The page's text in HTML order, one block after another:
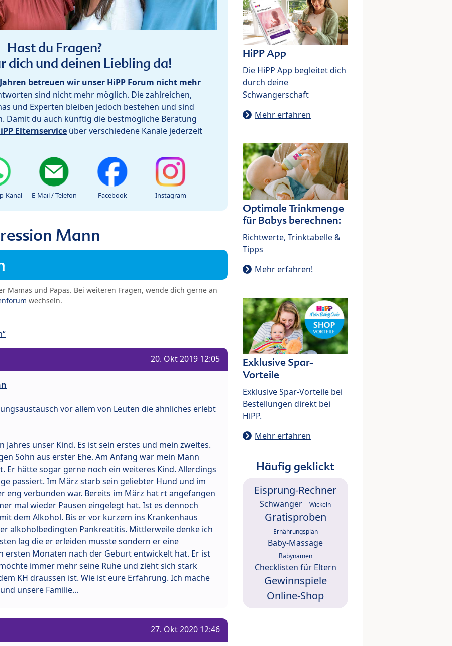
Hast du Fragen?
dich und deinen Liebling da!
betreuen wir unser HiPP Forum nicht mehr
sind nicht mehr möglich. Die zahlreichen,
und Experten bleiben jedoch bestehen und sind
Damit du auch künftig die bestmögliche Beratung
Elternservice über verschiedene Kanäle jederzeit
Kanal E-Mail / Telefon Facebook Instagram
Mann
Mamas und Papas. Bei weiteren Fragen, wende dich gerne an
wechseln.
20. Okt 2019 12:05
vor allem von Leuten die ähnliches erlebt
Jahres unser Kind. Es ist sein erstes und mein zweites.
Sohn aus erster Ehe. Am Anfang war mein Mann
Er hätte sogar gerne noch ein weiteres Kind. Allerdings
passiert. Im März starb sein geliebter Hund und im
eng verbunden war. Bereits im März hat rt angefangen
mal wieder Pausen eingelegt hat. Ist es dennoch
dem Alkohol. Bis er vor kurzem ins Krankenhaus
alkoholbedingten Pankreatitis. Mittlerweile denke ich
lag die er erleiden musste sondern er eine
ersten Monaten nach der Geburt entwickelt hat. Er ist
immer mehr seine Ruhe und zieht sich stark
KH draussen ist. Wie ist eure Erfahrung. Ich mache
unsere Familie...
27. Okt 2020 12:46
HiPP App
Die HiPP App begleitet dich
durch deine
Schwangerschaft
Mehr erfahren
Optimale Trinkmenge
für Babys berechnen:
Richtwerte, Trinktabelle &
Tipps
Mehr erfahren!
Exklusive Spar-
Vorteile
Exklusive Spar-Vorteile bei
Bestellungen direkt bei
HiPP.
Mehr erfahren
Häufig geklickt
Eisprung-Rechner
Schwanger Wickeln
Gratisproben
Ernährungsplan
Baby-Massage
Babynamen
Checklisten für Eltern
Gewinnspiele
Online-Shop